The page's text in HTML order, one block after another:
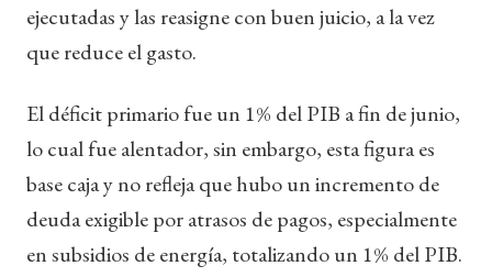
ejecutadas y las reasigne con buen juicio, a la vez
que reduce el gasto.
El déficit primario fue un 1% del PIB a fin de junio,
lo cual fue alentador, sin embargo, esta figura es
base caja y no refleja que hubo un incremento de
deuda exigible por atrasos de pagos, especialmente
en subsidios de energía, totalizando un 1% del PIB.